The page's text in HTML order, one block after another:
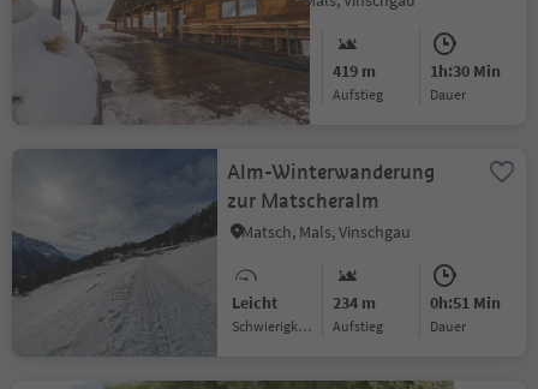
Schwierigkeitsgrad
419 m
Aufstieg
1h:30 Min
Dauer
Alm-Winterwanderung
zur Matscheralm
Matsch, Mals, Vinschgau
Leicht
Schwierigkeitsgrad
234 m
Aufstieg
0h:51 Min
Dauer